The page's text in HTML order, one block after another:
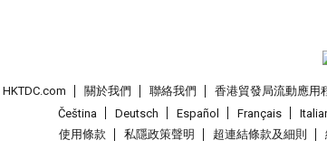
HKTDC.com 關於我們 聯絡我們 香港貿發局流動應用
Čeština
Deutsch Español Français
使用條款
私隱政策聲明 超連結條款及細則